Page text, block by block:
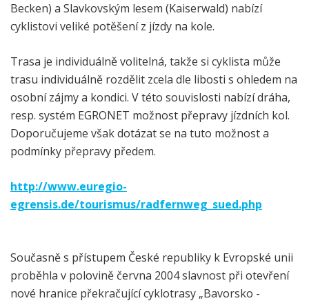
Becken) a Slavkovským lesem (Kaiserwald) nabízí
cyklistovi veliké potěšení z jízdy na kole.
Trasa je individuálně volitelná, takže si cyklista může
trasu individuálně rozdělit zcela dle libosti s ohledem na
osobní zájmy a kondici. V této souvislosti nabízí dráha,
resp. systém EGRONET možnost přepravy jízdních kol.
Doporučujeme však dotázat se na tuto možnost a
podmínky přepravy předem.
http://www.euregio-
egrensis.de/tourismus/radfernweg_sued.php
Současně s přístupem České republiky k Evropské unii
proběhla v polovině června 2004 slavnost při otevření
nové hranice překračující cyklotrasy „Bavorsko -